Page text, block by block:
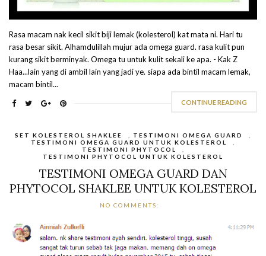
Rasa macam nak kecil sikit biji lemak (kolesterol) kat mata ni. Hari tu
rasa besar sikit. Alhamdulillah mujur ada omega guard. rasa kulit pun
kurang sikit berminyak. Omega tu untuk kulit sekali ke apa. - Kak Z
Haa...lain yang di ambil lain yang jadi ye. siapa ada bintil macam lemak,
macam bintil...
CONTINUE READING
SET KOLESTEROL SHAKLEE TESTIMONI OMEGA GUARD
TESTIMONI OMEGA GUARD UNTUK KOLESTEROL
TESTIMONI PHYTOCOL
TESTIMONI PHYTOCOL UNTUK KOLESTEROL
TESTIMONI OMEGA GUARD DAN
PHYTOCOL SHAKLEE UNTUK KOLESTEROL
NO COMMENTS: